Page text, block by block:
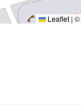
Leaflet | ©